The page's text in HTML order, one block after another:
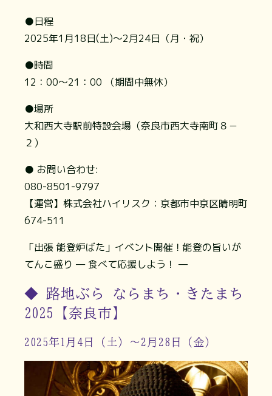
●日程
2025年1月18日(土)～2月24日（月・祝）
●時間
12：00～21：00 （期間中無休）
●場所
大和西大寺駅前特設会場（奈良市西大寺南町８－
２）
● お問い合わせ:
080-8501-9797
【運営】株式会社ハイリスク：京都市中京区晴明町
674-511
「出張 能登炉ばた」イベント開催！能登の旨いが
てんこ盛り — 食べて応援しよう！ —
◆ 路地ぶら ならまち・きたまち
2025【奈良市】
2025年1月4日（土）～2月28日（金）